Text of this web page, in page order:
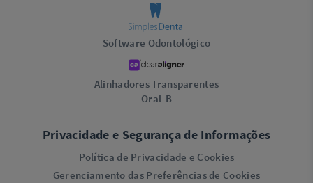
Software Odontológico
Alinhadores Transparentes
Oral-B
Privacidade e Segurança de Informações
Política de Privacidade e Cookies
Gerenciamento das Preferências de Cookies